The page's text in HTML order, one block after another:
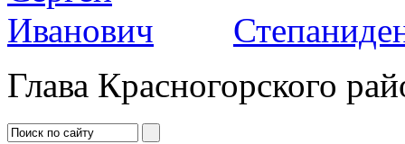
Глава Красногорского